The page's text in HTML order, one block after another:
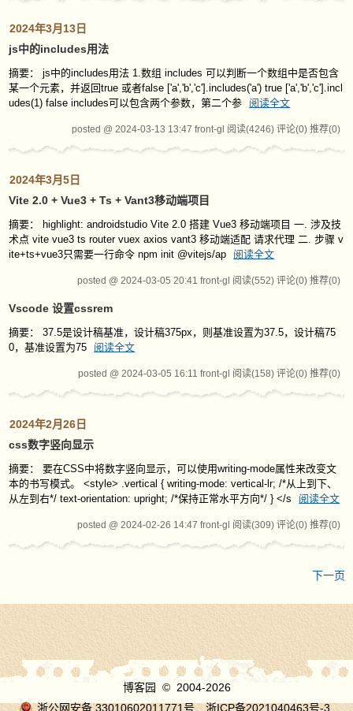
2024年3月13日
js中的includes用法
摘要： js中的includes用法 1.数组 includes 可以判断一个数组中是否包含
某一个元素，并返回true 或者false ['a','b','c'].includes('a') true ['a','b','c'].incl
udes(1) false includes可以包含两个参数，第二个参
阅读全文
posted @ 2024-03-13 13:47 front-gl 阅读(4246) 评论(0) 推荐(0)
2024年3月5日
Vite 2.0 + Vue3 + Ts + Vant3移动端项目
摘要： highlight: androidstudio Vite 2.0 搭建 Vue3 移动端项目 一. 涉及技
术点 vite vue3 ts router vuex axios vant3 移动端适配 请求代理 二. 步骤 v
ite+ts+vue3只需要一行命令 npm init @vitejs/ap
阅读全文
posted @ 2024-03-05 20:41 front-gl 阅读(552) 评论(0) 推荐(0)
Vscode 设置cssrem
摘要： 37.5是设计稿基准，设计稿375px，则基准设置为37.5，设计稿75
0，基准设置为75
阅读全文
posted @ 2024-03-05 16:11 front-gl 阅读(158) 评论(0) 推荐(0)
2024年2月26日
css数字竖向显示
摘要： 要在CSS中将数字竖向显示，可以使用writing-mode属性来改变文
本的书写模式。 <style> .vertical { writing-mode: vertical-lr; /*从上到下、
从左到右*/ text-orientation: upright; /*保持正常水平方向*/ } </s
阅读全文
posted @ 2024-02-26 14:47 front-gl 阅读(309) 评论(0) 推荐(0)
下一页
博客园
© 2004-2026
浙公网安备 33010602011771号
浙ICP备2021040463号-3